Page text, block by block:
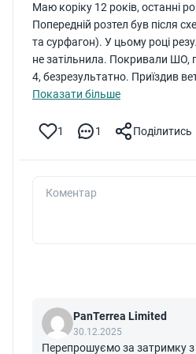
збалансована годівля,
отелення; щоденний огляд корови: звертайте увагу
на стан вим’я, температуру,
молоці, особливо в перші
Регулярний догляд і
допомагають значно знизити
зберегти здоров’я корови й
з’являються будь-які
Маю коріку 12 років, останні
Попередній розтел був після
та сурфагон). У цьому році
не затільнила. Покривали ШО,
4, безрезультатно. Приїздив
сказав “кіста яєчника” подавив
парування не відбулося.
ТЕЛ 050768-40-45 НЕЛЯ
Показати більше
1 1 Поділитись
Коментар
PanTerrea Limited
30.12.2025
Перепрошуємо за затримку